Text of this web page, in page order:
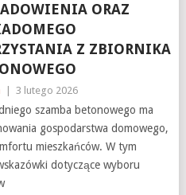
ORAZ
Z ZBIORNIKA
3 lutego 2026
szamba betonowego ma
gospodarstwa domowego,
mieszkańców. W tym
dotyczące wyboru